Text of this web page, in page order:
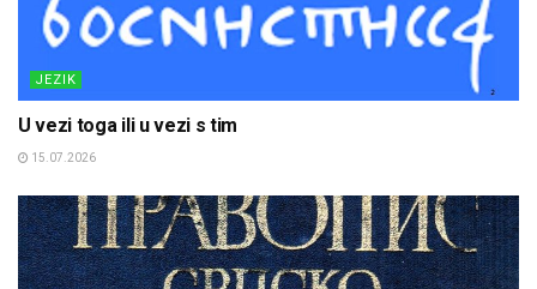
JEZIK
U vezi toga ili u vezi s tim
15.07.2026